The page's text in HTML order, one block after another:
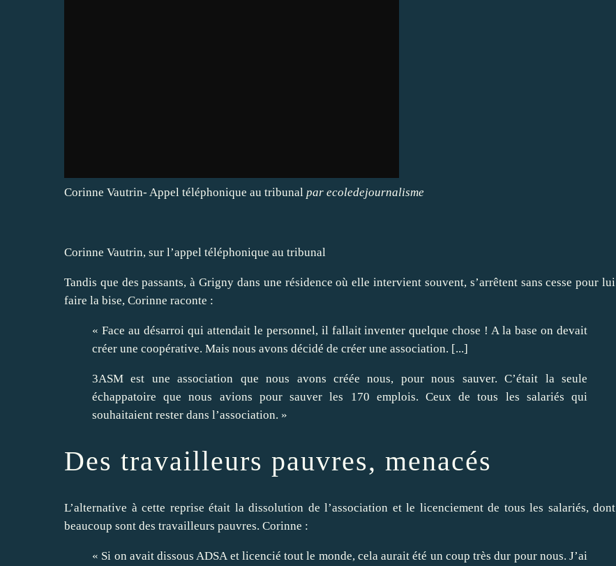
Corinne Vautrin- Appel téléphonique au tribunal par ecoledejournalisme
Corinne Vautrin, sur l’appel téléphonique au tribunal
Tandis que des passants, à Grigny dans une résidence où elle intervient souvent, s’arrêtent sans cesse pour lui
faire la bise, Corinne raconte :
« Face au désarroi qui attendait le personnel, il fallait inventer quelque chose ! A la base on devait
créer une coopérative. Mais nous avons décidé de créer une association. [...]
3ASM est une association que nous avons créée nous, pour nous sauver. C’était la seule
échappatoire que nous avions pour sauver les 170 emplois. Ceux de tous les salariés qui
souhaitaient rester dans l’association. »
Des travailleurs pauvres, menacés
L’alternative à cette reprise était la dissolution de l’association et le licenciement de tous les salariés, dont
beaucoup sont des travailleurs pauvres. Corinne :
« Si on avait dissous ADSA et licencié tout le monde, cela aurait été un coup très dur pour nous. J’ai